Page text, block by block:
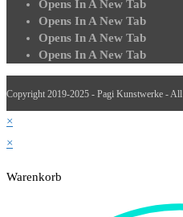
Opens In A New Tab
Opens In A New Tab
Opens In A New Tab
Opens In A New Tab
Copyright 2019-2025 - Pagi Kunstwerke - All
×
×
Warenkorb